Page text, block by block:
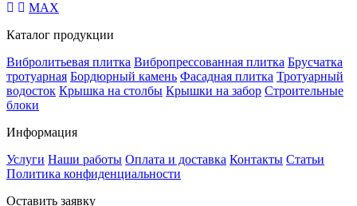
MAX
Каталог продукции
Вибролитьевая плитка Вибропрессованная плитка Брусчатка
тротуарная Бордюрный камень Фасадная плитка Тротуарный
водосток Крышка на столбы Крышки на забор Строительные
блоки
Информация
Услуги Наши работы Оплата и доставка Контакты Статьи
Политика конфиденциальности
Оставить заявку